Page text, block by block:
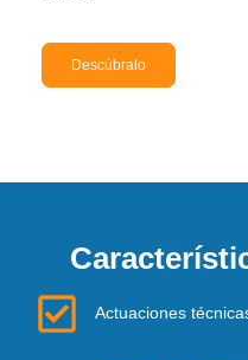
Descúbralo
Actuaciones